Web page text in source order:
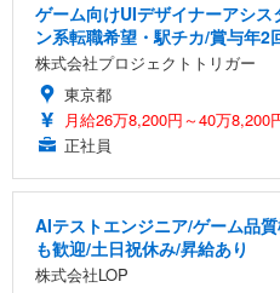
ゲーム向けUIデザイナーアシ
ン系転職希望・駅チカ/賞与年
株式会社プロジェクトトリガー
東京都
月給26万8,200円～40万8,200
正社員
AIテストエンジニア/ゲーム品
も歓迎/土日祝休み/昇給あり
株式会社LOP